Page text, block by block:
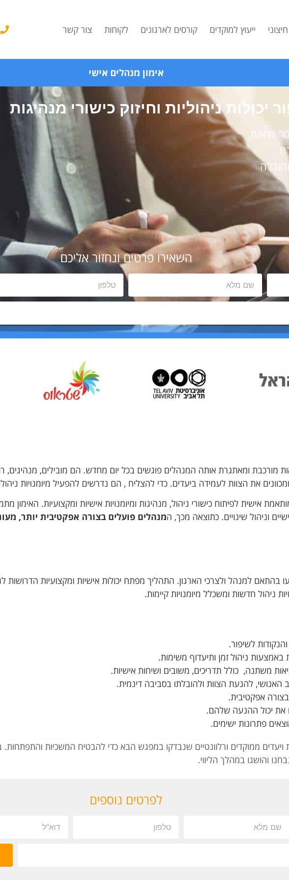
ייעוץ למוקדים קורסים לארגונים לקוחות צור קשר
אימון מנהלים אישי
יכולות ניהוליות וחיזוק כישורי מנהיגות
וודאות
השאירו פרטים ונחזור אליכם
מורכבת ומאתגרת אותה המנהלים פוגשים בכל יום מחדש. הם מובילים, מנהיגים,
את הצוות לעמידה ביעדים. כדי להצליח , הם נדרשים להפעיל מיומנויות
אישית לפיתוח כישורי ניהול, מנהיגות ומיומנויות אישיות ומקצועיות. האימון
וניהול שינויים. כתוצאה מכך, המנהלים פועלים בצורה אפקטיבית יותר,
בהתאם למנהל ולצרכי הארגון. התהליך מפתח יכולות אישיות ומקצועיות הדרושות
ניהול חדשות ומשכלל מיומנויות קיימות.
לשיפור.
באמצעות ניהול זמן ותיעדוף משימות.
משתנה, כולל תדריכים, משובים ושיחות אישיות.
האנושי, להנעת הצוות ולהובלתו בסביבה דינמית.
אפקטיבית.
את יכול ההנעה שלהם.
פתרונות ישימים.
ממוקדים ורלוונטיים שנבדקו במפגש הבא כדי להבטיח המשכיות והתפתחות.
והושגו במהלך הליווי.
לפרטים נוספים